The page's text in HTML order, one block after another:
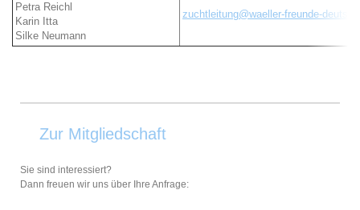
Petra Reichl
Karin Itta
Silke Neumann
zuchtleitung@waeller-freunde-
Zur Mitgliedschaft
Sie sind interessiert?
Dann freuen wir uns über Ihre Anfrage: